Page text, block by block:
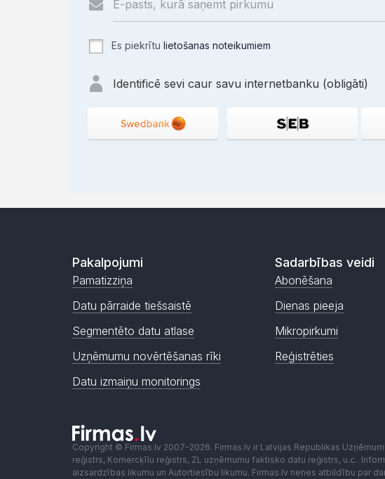
Es piekrītu lietošanas noteikumiem
Identificē sevi caur savu internetbanku (obligāti)
Pakalpojumi
Pamatizziņa
Datu pārraide tiešsaistē
Segmentēto datu atlase
Uzņēmumu novērtēšanas rīki
Datu izmaiņu monitorings
Sadarbības veidi
Abonēšana
Dienas pieeja
Mikropirkumi
Reģistrēties
Copyright © Firmas.lv 2007-2026. Firmas.lv ir Latvijas Republikas
reģistrs, Komercķīlu reģistrs, ZL uzņēmumu faktisko datu reģistrs, u.c..
aizsardzības likumu un Autortiesību likumu. Firmas.lv nenes atbildību par